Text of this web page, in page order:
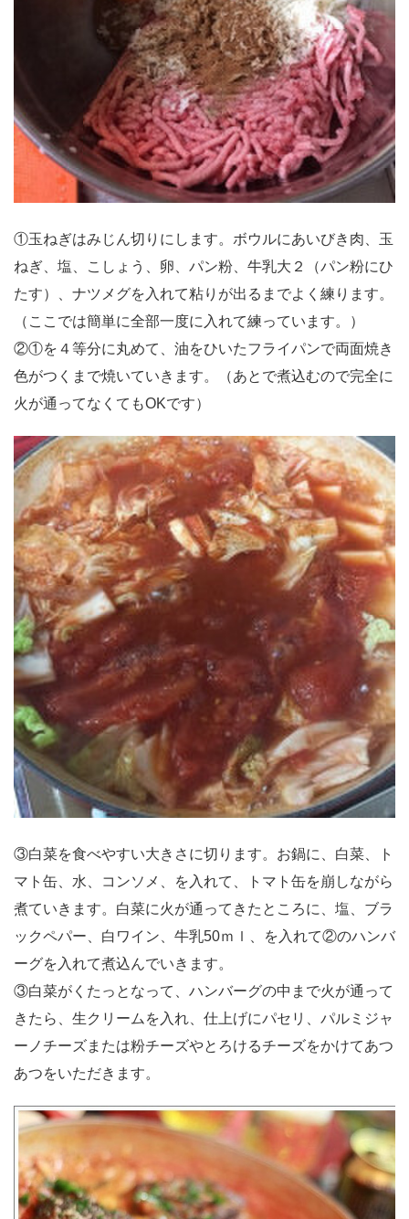
①玉ねぎはみじん切りにします。ボウルにあいびき肉、玉
ねぎ、塩、こしょう、卵、パン粉、牛乳大２（パン粉にひ
たす）、ナツメグを入れて粘りが出るまでよく練ります。
（ここでは簡単に全部一度に入れて練っています。）
②①を４等分に丸めて、油をひいたフライパンで両面焼き
色がつくまで焼いていきます。（あとで煮込むので完全に
火が通ってなくてもOKです）
③白菜を食べやすい大きさに切ります。お鍋に、白菜、ト
マト缶、水、コンソメ、を入れて、トマト缶を崩しながら
煮ていきます。白菜に火が通ってきたところに、塩、ブラ
ックペパー、白ワイン、牛乳50ｍｌ、を入れて②のハンバ
ーグを入れて煮込んでいきます。
③白菜がくたっとなって、ハンバーグの中まで火が通って
きたら、生クリームを入れ、仕上げにパセリ、パルミジャ
ーノチーズまたは粉チーズやとろけるチーズをかけてあつ
あつをいただきます。